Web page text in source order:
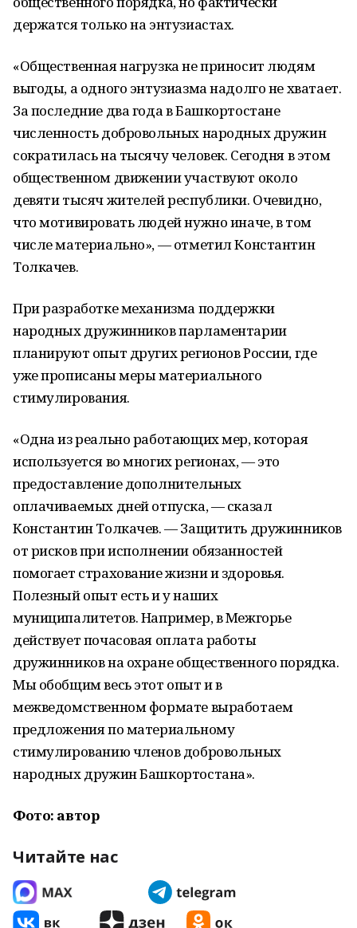
держатся только на энтузиастах.
«Общественная нагрузка не приносит людям
выгоды, а одного энтузиазма надолго не хватает.
За последние два года в Башкортостане
численность добровольных народных дружин
сократилась на тысячу человек. Сегодня в этом
общественном движении участвуют около
девяти тысяч жителей республики. Очевидно,
что мотивировать людей нужно иначе, в том
числе материально», — отметил Константин
Толкачев.
При разработке механизма поддержки
народных дружинников парламентарии
планируют опыт других регионов России, где
уже прописаны меры материального
стимулирования.
«Одна из реально работающих мер, которая
используется во многих регионах, — это
предоставление дополнительных
оплачиваемых дней отпуска, — сказал
Константин Толкачев. — Защитить дружинников
от рисков при исполнении обязанностей
помогает страхование жизни и здоровья.
Полезный опыт есть и у наших
муниципалитетов. Например, в Межгорье
действует почасовая оплата работы
дружинников на охране общественного порядка.
Мы обобщим весь этот опыт и в
межведомственном формате выработаем
предложения по материальному
стимулированию членов добровольных
народных дружин Башкортостана».
Фото: автор
Читайте нас